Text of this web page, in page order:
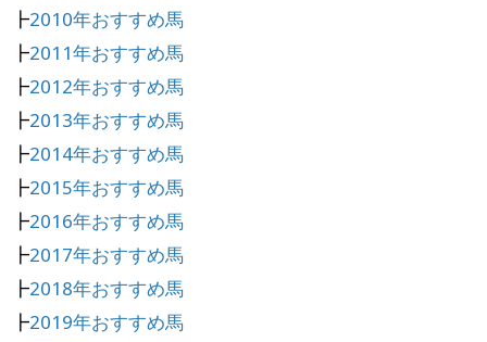
┣2010年おすすめ馬
┣2011年おすすめ馬
┣2012年おすすめ馬
┣2013年おすすめ馬
┣2014年おすすめ馬
┣2015年おすすめ馬
┣2016年おすすめ馬
┣2017年おすすめ馬
┣2018年おすすめ馬
┣2019年おすすめ馬